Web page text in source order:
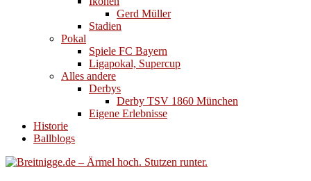
Gerd Müller
Stadien
Pokal
Spiele FC Bayern
Ligapokal, Supercup
Alles andere
Derbys
Derby TSV 1860 München
Eigene Erlebnisse
Historie
Ballblogs